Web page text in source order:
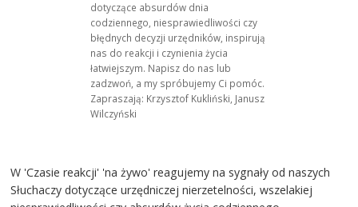
dotyczące absurdów dnia
codziennego, niesprawiedliwości czy
błędnych decyzji urzędników, inspirują
nas do reakcji i czynienia życia
łatwiejszym. Napisz do nas lub
zadzwoń, a my spróbujemy Ci pomóc.
Zapraszają: Krzysztof Kukliński, Janusz
Wilczyński
W 'Czasie reakcji' 'na żywo' reagujemy na sygnały od naszych
Słuchaczy dotyczące urzędniczej nierzetelności, wszelakiej